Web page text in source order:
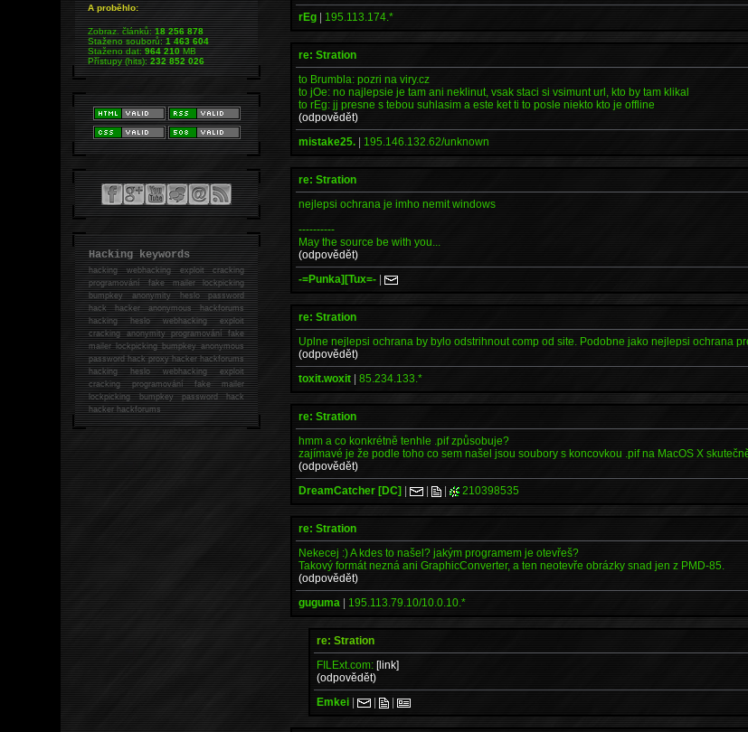
rEg | 195.113.174.*
re: Stration
to Brumbla: pozri na viry.cz
to jOe: no najlepsie je tam ani neklinut, vsak staci si vsimunt url, kto by tam klikal
to rEg: jj presne s tebou suhlasim a este ket ti to posle niekto kto je offline
(odpovědět)
mistake25. | 195.146.132.62/unknown
re: Stration
nejlepsi ochrana je imho nemit windows
----------
May the source be with you...
(odpovědět)
-=Punka][Tux=- |
re: Stration
Uplne nejlepsi ochrana by bylo odstrihnout comp od site. Podobne jako nejlepsi ochrana
(odpovědět)
toxit.woxit |85.234.133.*
re: Stration
hmm a co konkrétně tenhle .pif způsobuje?
zajímavé je že podle toho co sem našel jsou soubory s koncovkou .pif na MacOS X skutečně
(odpovědět)
DreamCatcher [DC] | | | 210398535
re: Stration
Nekecej :) A kdes to našel? jakým programem je otevřeš?
Takový formát nezná ani GraphicConverter, a ten neotevře obrázky snad jen z PMD-85.
(odpovědět)
guguma | 195.113.79.10/10.0.10.*
re: Stration
FILExt.com:[link]
(odpovědět)
Emkei | | |
A proběhlo:
Zobraz. článků:18 256 878
Staženo souborů:1 463 604
Staženo dat:964 210MB
Přístupy (hits):232 852 026
Hacking keywords
hackingwebhacking exploit cracking
programování fake mailer lockpicking
bumpkey anonymity heslo password
hackhacker anonymous hackforums
hackingheslo webhacking exploit
cracking anonymity programování fake
mailer lockpicking bumpkey anonymous
password hack proxy hacker hackforums
hacking heslo webhacking exploit
cracking programování fake mailer
lockpicking bumpkey password hack
hackerhackforums